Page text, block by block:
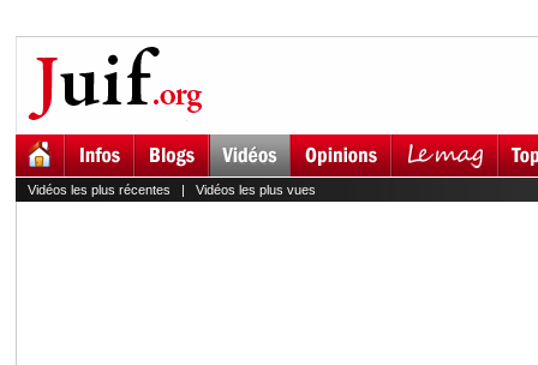
Vidéos les plus récentes | Vidéos les plus vues